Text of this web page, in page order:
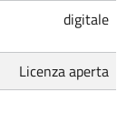
digitale
Licenza aperta